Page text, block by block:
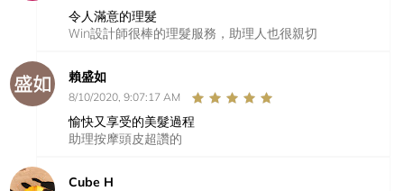
令人滿意的理髮
Win設計師很棒的理髮服務，助理人也很親切
賴盛如
8/10/2020, 9:07:17 AM
愉快又享受的美髮過程
助理按摩頭皮超讚的
Cube H